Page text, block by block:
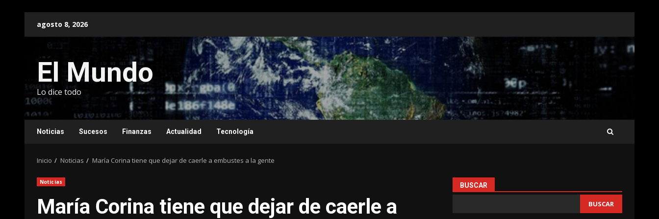
agosto 8, 2026
El Mundo
Lo dice todo
Noticias Sucesos Finanzas Actualidad Tecnología
Inicio Noticias María Corina tiene que dejar de caerle a embustes a la gente
Noticias
María Corina tiene que dejar de caerle a
BUSCAR
BUSCAR